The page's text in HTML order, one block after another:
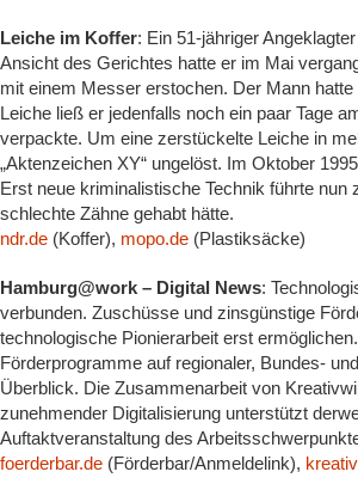
Leiche im Koffer: Ein 51-jähriger
Ansicht des Gerichtes hatte er im Mai
mit einem Messer erstochen. Der Mann
Leiche ließ er jedenfalls noch ein paar Tage
verpackte. Um eine zerstückelte Leiche in
„Aktenzeichen XY“ ungelöst. Im Oktober
Erst neue kriminalistische Technik führte
schlechte Zähne gehabt hätte.
ndr.de (Koffer), mopo.de (Plastiksäcke)
Hamburg@work – Digital News:
verbunden. Zuschüsse und zinsgünstige
technologische Pionierarbeit erst
Förderprogramme auf regionaler, Bundes-
Überblick. Die Zusammenarbeit von
zunehmender Digitalisierung unterstützt
Auftaktveranstaltung des
foerderbar.de (Förderbar/Anmeldelink),